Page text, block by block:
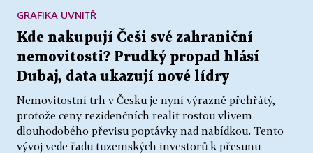
Kde nakupují Češi své zahraniční
nemovitosti? Prudký propad hlásí
Dubaj, data ukazují nové lídry
Nemovitostní trh v Česku je nyní výrazně přehřátý,
protože ceny rezidenčních realit rostou vlivem
dlouhodobého převisu poptávky nad nabídkou. Tento
vývoj vede řadu tuzemských investorů k přesunu
GRAFIKA UVNITŘ